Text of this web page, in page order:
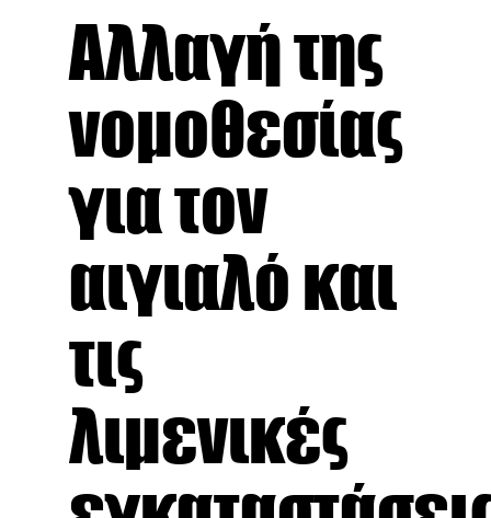
Αλλαγή της
νομοθεσίας
για τον
αιγιαλό και
τις
λιμενικές